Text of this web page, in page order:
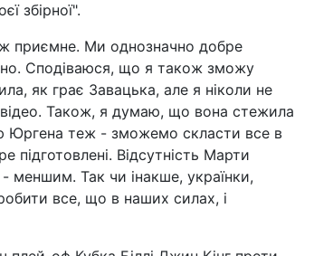
збірної".
приємне. Ми однозначно добре
Сподіваюся, що я також зможу
як грає Завацька, але я ніколи не
відео. Також, я думаю, що вона стежила
Юргена теж - зможемо скласти все в
Відсутність Марти
Так чи інакше, українки,
все, що в наших силах, і